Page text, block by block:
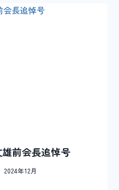
前会長追悼号
2024年12月